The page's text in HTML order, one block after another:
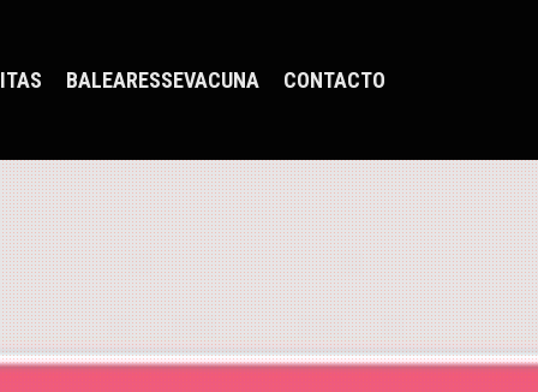
BALEARESSEVACUNA CONTACTO